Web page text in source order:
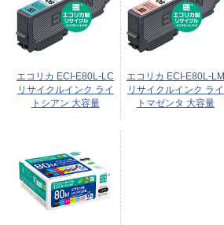
エコリカ ECI-E80L-LC
リサイクルインク ライ
トシアン 大容量
エコリカ ECI-E80L-LM
リサイクルインク ライ
トマゼンタ 大容量